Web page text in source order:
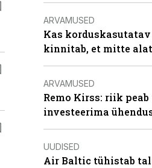
ARVAMUSED
Kas
kinnitab, et mitte
ARVAMUSED
Remo Kirss: riik
investeerima
UUDISED
Air Baltic tühistab